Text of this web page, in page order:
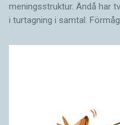
meningsstruktur. Ändå har
i turtagning i samtal.